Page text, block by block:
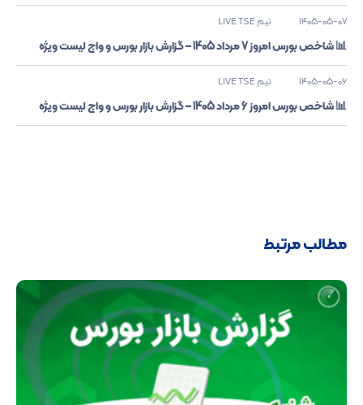
1405-05-07 تیم LIVE TSE
📊 شاخص بورس امروز 7 مرداد 1405 – گزارش بازار بورس و واچ لیست ویژه
1405-05-06 تیم LIVE TSE
📊 شاخص بورس امروز 6 مرداد 1405 – گزارش بازار بورس و واچ لیست ویژه
مطالب مرتبط